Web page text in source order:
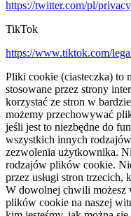
https://twitter.com/pl/privacy
TikTok
https://www.tiktok.com/
Pliki cookie (ciasteczka) to
stosowane przez strony
korzystać ze stron w
możemy przechowywać
jeśli jest to niezbędne do
wszystkich innych
zezwolenia użytkownika.
rodzajów plików cookie.
przez usługi stron trzecich,
W dowolnej chwili możesz
plików cookie na naszej